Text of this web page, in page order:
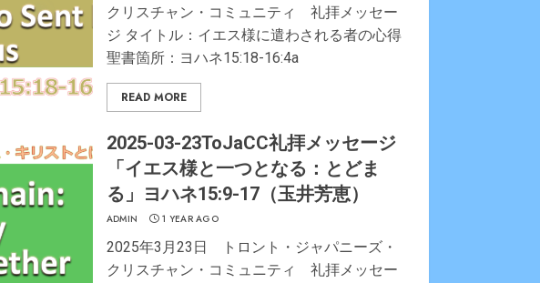
クリスチャン・コミュニティ 礼拝メッセー
ジ タイトル：イエス様に遣わされる者の心得
聖書箇所：ヨハネ15:18-16:4a
READ MORE
2025-03-23ToJaCC礼拝メッセージ
「イエス様と一つとなる：とどま
る」ヨハネ15:9-17（玉井芳恵）
ADMIN 1 YEAR AGO
2025年3月23日 トロント・ジャパニーズ・
クリスチャン・コミュニティ 礼拝メッセー